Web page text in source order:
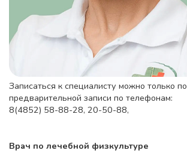
Записаться к специалисту можно только по
предварительной записи по телефонам:
8(4852) 58-88-28, 20-50-88,
Врач по лечебной физкультуре